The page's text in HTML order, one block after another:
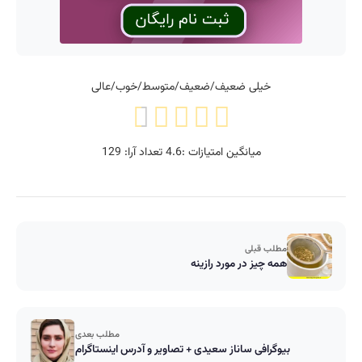
خیلی ضعیف/ضعیف/متوسط/خوب/عالی
میانگین امتیازات :4.6تعداد آرا: 129
مطلب قبلی
همه چیز در مورد رازینه
مطلب بعدی
بیوگرافی ساناز سعیدی + تصاویر و آدرس اینستاگرام